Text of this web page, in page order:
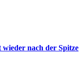
nach der Spitze